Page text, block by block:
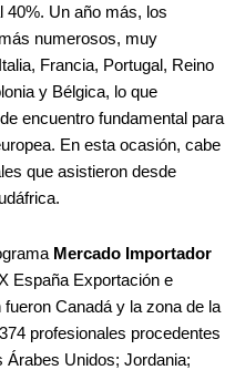
40%. Un año más, los
numerosos, muy
Francia, Portugal, Reino
y Bélgica, lo que
encuentro fundamental para
En esta ocasión, cabe
que asistieron desde
Mercado Importador
España Exportación e
Canadá y la zona de la
profesionales procedentes
Árabes Unidos; Jordania;